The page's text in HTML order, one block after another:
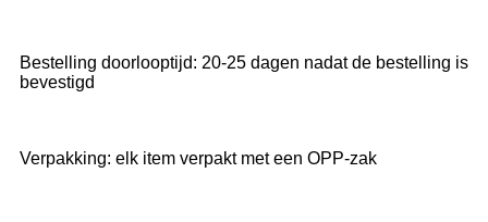
Bestelling doorlooptijd: 20-25 dagen nadat de bestelling is
bevestigd
Verpakking: elk item verpakt met een OPP-zak